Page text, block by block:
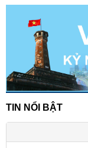
TIN NỔI BẬT